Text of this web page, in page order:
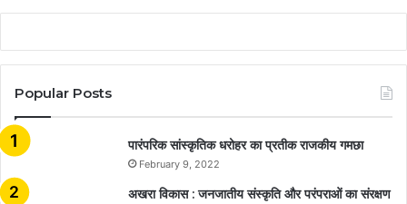
Popular Posts
​​​​​​​पारंपरिक सांस्कृतिक धरोहर का प्रतीक राजकीय गमछा
February 9, 2022
अखरा विकास : जनजातीय संस्कृति और परंपराओं का संरक्षण